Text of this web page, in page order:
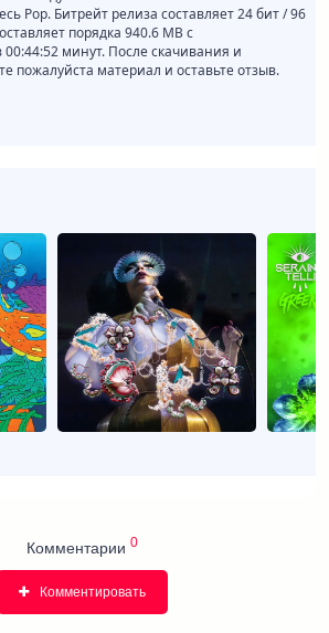
Pop. Битрейт релиза составляет 24 бит / 96
порядка 940.6 MB с
минут. После скачивания и
пожалуйста материал и оставьте отзыв.
Комментарии 0
Комментировать